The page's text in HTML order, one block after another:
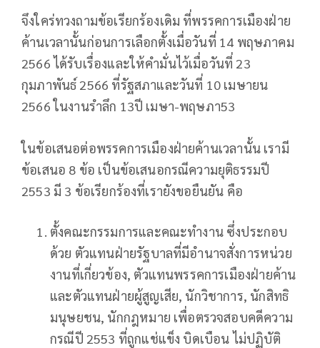
จึงใคร่ทวงถามข้อเรียกร้องเดิม ที่พรรคการเมืองฝ่าย
ค้านเวลานั้นก่อนการเลือกตั้งเมื่อวันที่ 14 พฤษภาคม
2566 ได้รับเรื่องและให้คำมั่นไว้เมื่อวันที่ 23
กุมภาพันธ์ 2566 ที่รัฐสภาและวันที่ 10 เมษายน
2566 ในงานรำลึก 13ปี เมษา-พฤษภา53
ในข้อเสนอต่อพรรคการเมืองฝ่ายค้านเวลานั้น เรามี
ข้อเสนอ 8 ข้อ เป็นข้อเสนอกรณีความยุติธรรมปี
2553 มี 3 ข้อเรียกร้องที่เรายังขอยืนยัน คือ
ตั้งคณะกรรมการและคณะทำงาน ซึ่งประกอบ
ด้วย ตัวแทนฝ่ายรัฐบาลที่มีอำนาจสั่งการหน่วย
งานที่เกี่ยวข้อง, ตัวแทนพรรคการเมืองฝ่ายค้าน
และตัวแทนฝ่ายผู้สูญเสีย, นักวิชาการ, นักสิทธิ
มนุษยชน, นักกฎหมาย เพื่อตรวจสอบคดีความ
กรณีปี 2553 ที่ถูกแช่แข็ง บิดเบือน ไม่ปฏิบัติ